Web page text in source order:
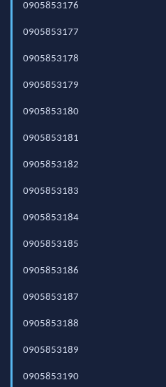
0905853176
0905853177
0905853178
0905853179
0905853180
0905853181
0905853182
0905853183
0905853184
0905853185
0905853186
0905853187
0905853188
0905853189
0905853190